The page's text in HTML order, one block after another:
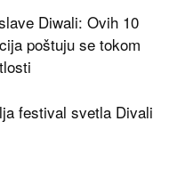
Diwali: Ovih 10
poštuju se tokom
festival svetla Divali